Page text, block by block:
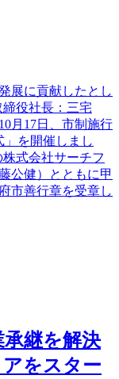
展に貢献したとし
役社長：三宅
月17日、市制施行
」を開催しまし
式会社サーチフ
公健）とともに甲
市善行章を受章し
継を解決
をスター